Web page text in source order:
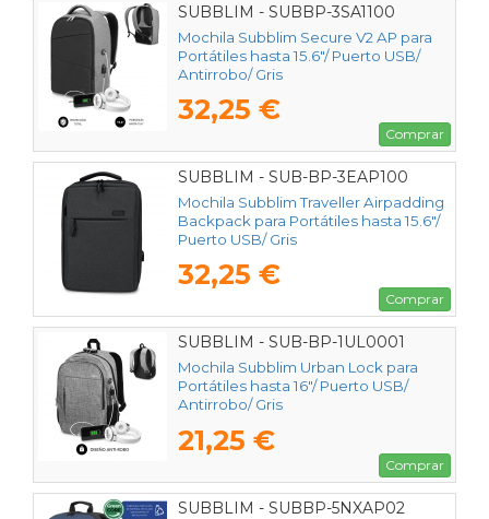
SUBBLIM - SUBBP-3SA1100
Mochila Subblim Secure V2 AP para
Portátiles hasta 15.6"/ Puerto USB/
Antirrobo/ Gris
32,25 €
Comprar
SUBBLIM - SUB-BP-3EAP100
Mochila Subblim Traveller Airpadding
Backpack para Portátiles hasta 15.6"/
Puerto USB/ Gris
32,25 €
Comprar
SUBBLIM - SUB-BP-1UL0001
Mochila Subblim Urban Lock para
Portátiles hasta 16"/ Puerto USB/
Antirrobo/ Gris
21,25 €
Comprar
SUBBLIM - SUBBP-5NXAP02